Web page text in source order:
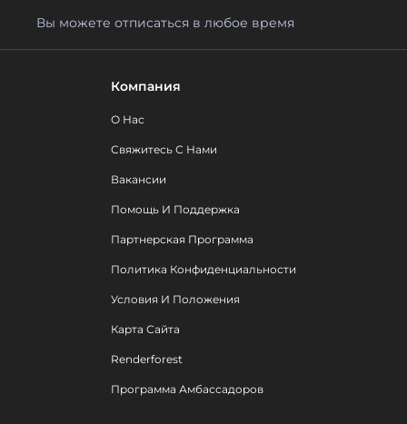
Вы можете отписаться в любое время
Компания
О Нас
Свяжитесь С Нами
Вакансии
Помощь И Поддержка
Партнерская Программа
Политика Конфиденциальности
Условия И Положения
Карта Сайта
Renderforest
Программа Амбассадоров